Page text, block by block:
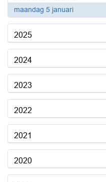
maandag 5 januari2026
2025
2024
2023
2022
2021
2020